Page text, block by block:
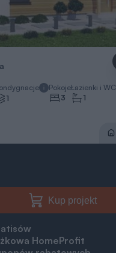
1
Pokoje
3
Łazienki i WC
1
Kup projekt
HomeProfit